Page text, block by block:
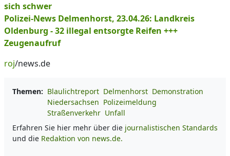
sich schwer
Polizei-News Delmenhorst, 23.04.26: Landkreis
Oldenburg - 32 illegal entsorgte Reifen +++
Zeugenaufruf
roj/news.de
Themen: Blaulichtreport Delmenhorst Demonstration
Niedersachsen Polizeimeldung
Straßenverkehr Unfall
Erfahren Sie hier mehr über die journalistischen Standards
und die Redaktion von news.de.